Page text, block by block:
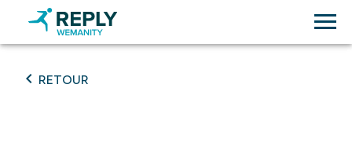
RETOUR